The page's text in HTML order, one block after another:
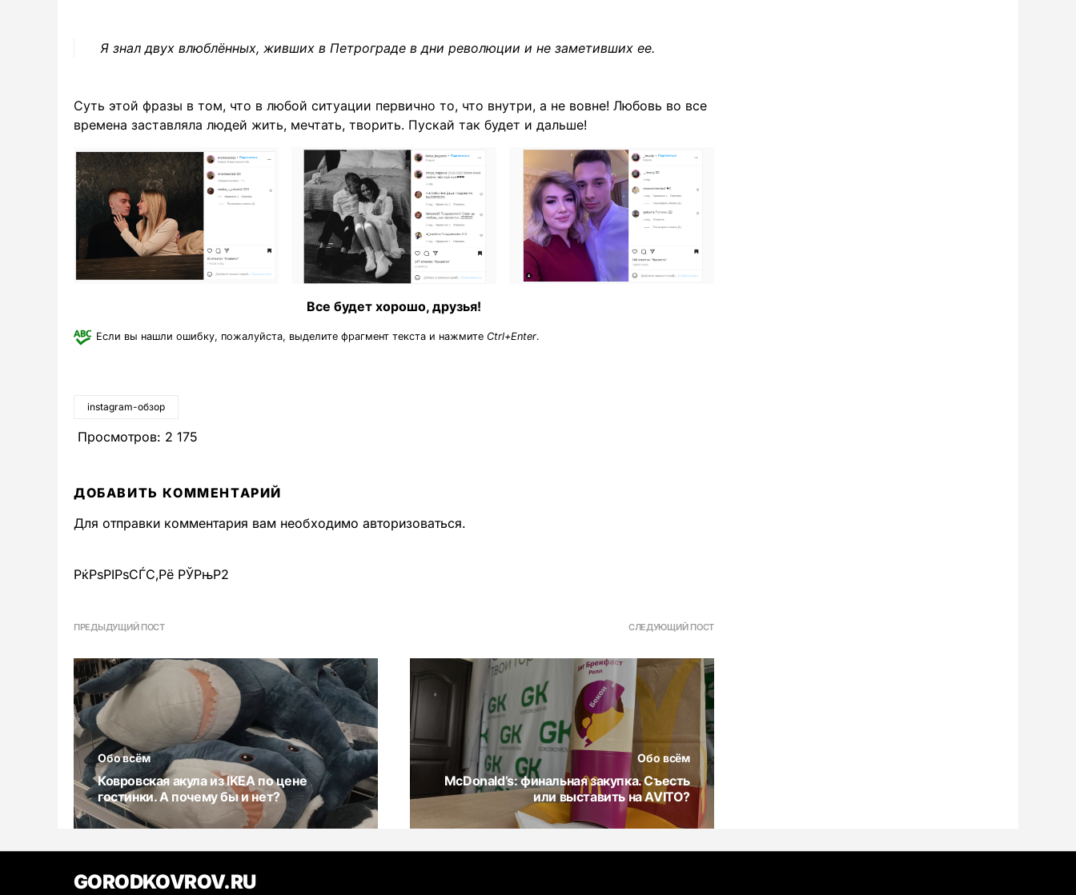
Я знал двух влюблённых, живших в Петрограде в дни революции и не заметивших ее.
Суть этой фразы в том, что в любой ситуации первично то, что внутри, а не вовне! Любовь во все
времена заставляла людей жить, мечтать, творить. Пускай так будет и дальше!
Все будет хорошо, друзья!
Если вы нашли ошибку, пожалуйста, выделите фрагмент текста и нажмите Ctrl+Enter.
instagram-обзор
Просмотров: 2 175
ДОБАВИТЬ КОММЕНТАРИЙ
Для отправки комментария вам необходимо авторизоваться.
РќРѕРІРѕСЃС‚Рё РЎРњР2
ПРЕДЫДУЩИЙ ПОСТ
Обо всём
Ковровская акула из IKEA по цене
гостинки. А почему бы и нет?
СЛЕДУЮЩИЙ ПОСТ
Обо всём
McDonald’s: финальная закупка. Съесть
или выставить на AVITO?
GORODKOVROV.RU